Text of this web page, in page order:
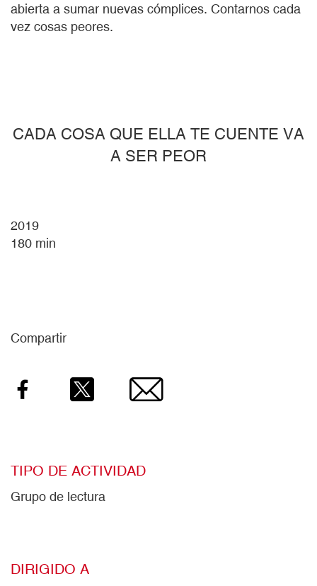
abierta a sumar nuevas cómplices. Contarnos cada
vez cosas peores.
CADA COSA QUE ELLA TE CUENTE VA
A SER PEOR
2019
180 min
Compartir
Facebook Email
TIPO DE ACTIVIDAD
Grupo de lectura
DIRIGIDO A